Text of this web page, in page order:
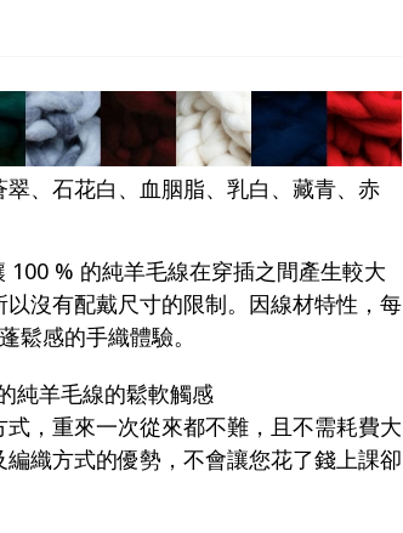
、石花白、血胭脂、乳白、藏青、赤
100 % 的純羊毛線在穿插之間產生較大
沒有配戴尺寸的限制。因線材特性，每
鬆感的手織體驗。
純羊毛線的鬆軟觸感
，重來一次從來都不難，且不需耗費大
織方式的優勢，不會讓您花了錢上課卻